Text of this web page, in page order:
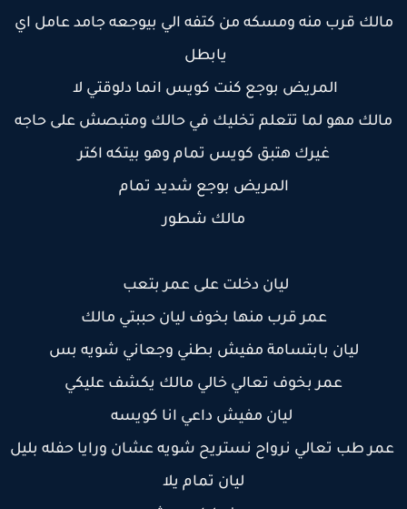
قرب منه ومسكه من كتفه الي بيوجعه جامد عامل اي
يابطل
المريض بوجع كنت كويس انما دلوقتي لا
مهو لما تتعلم تخليك في حالك ومتبصش على حاجه
غيرك هتبق كويس تمام وهو بيتكه اكتر
المريض بوجع شديد تمام
مالك شطور
ليان دخلت على عمر بتعب
عمر قرب منها بخوف ليان حببتي مالك
ليان بابتسامة مفيش بطني وجعاني شويه بس
عمر بخوف تعالي خالي مالك يكشف عليكي
ليان مفيش داعي انا كويسه
طب تعالي نرواح نستريح شويه عشان ورايا حفله بليل
ليان تمام يلا